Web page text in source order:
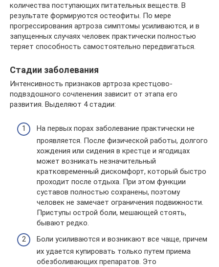
количества поступающих питательных веществ. В
результате формируются остеофиты. По мере
прогрессирования артроза симптомы усиливаются, и в
запущенных случаях человек практически полностью
теряет способность самостоятельно передвигаться.
Стадии заболевания
Интенсивность признаков артроза крестцово-
подвздошного сочленения зависит от этапа его
развития. Выделяют 4 стадии:
На первых порах заболевание практически не
проявляется. После физической работы, долгого
хождения или сидения в крестце и ягодицах
может возникать незначительный
кратковременный дискомфорт, который быстро
проходит после отдыха. При этом функции
суставов полностью сохранены, поэтому
человек не замечает ограничения подвижности.
Приступы острой боли, мешающей стоять,
бывают редко.
Боли усиливаются и возникают все чаще, причем
их удается купировать только путем приема
обезболивающих препаратов. Это